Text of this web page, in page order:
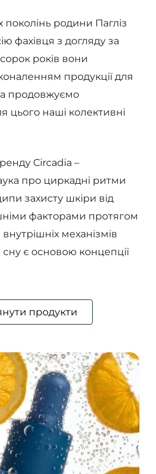
родини Пагліз
фахівця з догляду за
років вони
продукції для
продовжуємо
цього наші колективні
Circadia –
про циркадні ритми
захисту шкіри від
факторами протягом
механізмів
сну є основою концепції
продукти